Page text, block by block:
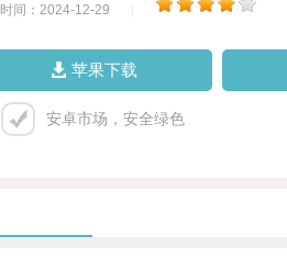
时间：2024-12-29
苹果下载
安卓市场，安全绿色